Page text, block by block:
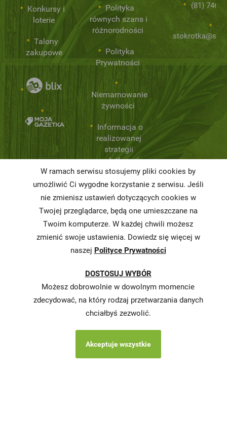
Konkursy i
loterie
Talony
zakupowe
Polityka
równych szans i
różnorodności
Polityka
Prywatności
Niemarnowanie
żywności
Informacja o
realizowanej
strategii
podatkowej
Karty
charakterystyki
Butelkomaty
(81) 746
W ramach serwisu stosujemy pliki cookies by
umożliwić Ci wygodne korzystanie z serwisu. Jeśli
nie zmienisz ustawień dotyczących cookies w
Twojej przeglądarce, będą one umieszczane na
Twoim komputerze. W każdej chwili możesz
zmienić swoje ustawienia. Dowiedz się więcej w
naszej Polityce Prywatności
DOSTOSUJ WYBÓR
Możesz dobrowolnie w dowolnym momencie
zdecydować, na który rodzaj przetwarzania danych
chciałbyś zezwolić.
Akceptuje wszystkie